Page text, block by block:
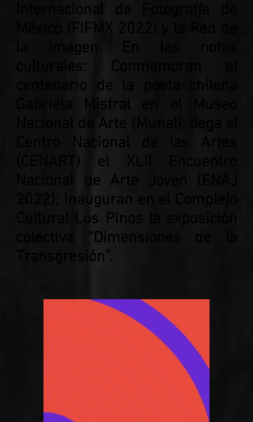
Internacional de Fotografía de
México (FIFMX 2022) y la Red de
la Imagen. En las notas
culturales: Conmemoran el
centenario de la poeta chilena
Gabriela Mistral en el Museo
Nacional de Arte (Munal); llega al
Centro Nacional de las Artes
(CENART) el XLII Encuentro
Nacional de Arte Joven (ENAJ
2022); inauguran en el Complejo
Cultural Los Pinos la exposición
colectiva “Dimensiones de la
Transgresión”.